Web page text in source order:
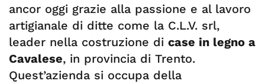
ancor oggi grazie alla passione e al lavoro
artigianale di ditte come la C.L.V. srl,
leader nella costruzione di case in legno a
Cavalese, in provincia di Trento.
Quest’azienda si occupa della